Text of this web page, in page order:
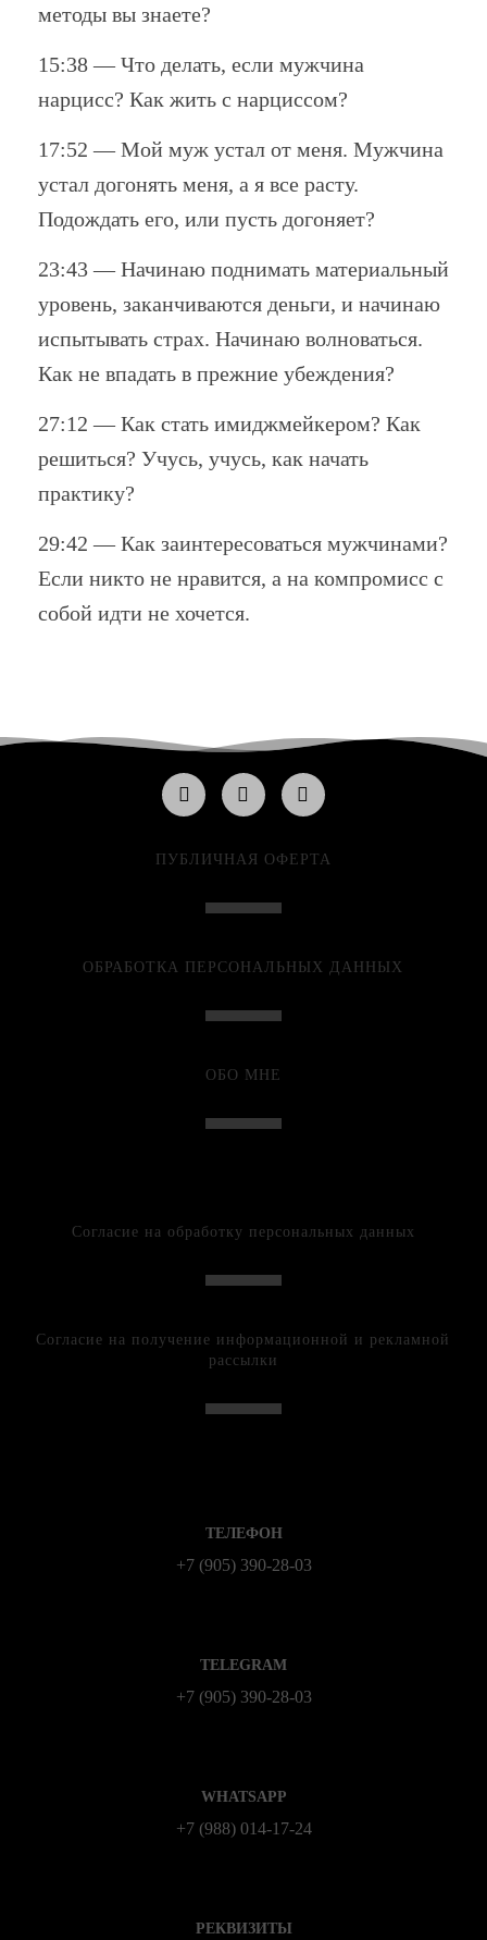
методы вы знаете?
15:38 — Что делать, если мужчина
нарцисс? Как жить с нарциссом?
17:52 — Мой муж устал от меня. Мужчина
устал догонять меня, а я все расту.
Подождать его, или пусть догоняет?
23:43 — Начинаю поднимать материальный
уровень, заканчиваются деньги, и начинаю
испытывать страх. Начинаю волноваться.
Как не впадать в прежние убеждения?
27:12 — Как стать имиджмейкером? Как
решиться? Учусь, учусь, как начать
практику?
29:42 — Как заинтересоваться мужчинами?
Если никто не нравится, а на компромисс с
собой идти не хочется.
ПУБЛИЧНАЯ ОФЕРТА
ОБРАБОТКА ПЕРСОНАЛЬНЫХ ДАННЫХ
ОБО МНЕ
Согласие на обработку персональных данных
Согласие на получение информационной и рекламной
рассылки
ТЕЛЕФОН
+7 (905) 390-28-03
TELEGRAM
+7 (905) 390-28-03
WHATSAPP
+7 (988) 014‑17‑24
РЕКВИЗИТЫ